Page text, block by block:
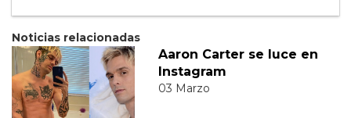
Noticias relacionadas
Aaron Carter se luce en
Instagram
03 Marzo